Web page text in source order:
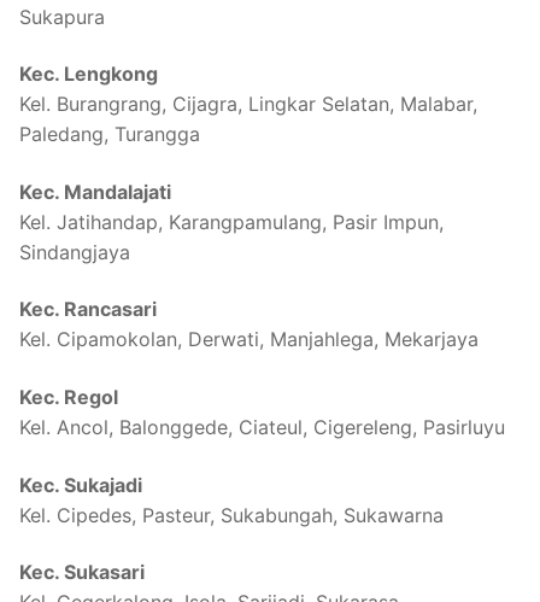
Sukapura
Kec. Lengkong
Kel. Burangrang, Cijagra, Lingkar Selatan, Malabar,
Paledang, Turangga
Kec. Mandalajati
Kel. Jatihandap, Karangpamulang, Pasir Impun,
Sindangjaya
Kec. Rancasari
Kel. Cipamokolan, Derwati, Manjahlega, Mekarjaya
Kec. Regol
Kel. Ancol, Balonggede, Ciateul, Cigereleng, Pasirluyu
Kec. Sukajadi
Kel. Cipedes, Pasteur, Sukabungah, Sukawarna
Kec. Sukasari